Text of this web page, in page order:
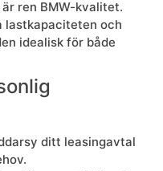
ren BMW-kvalitet.
lastkapaciteten och
idealisk för både
ditt leasingavtal